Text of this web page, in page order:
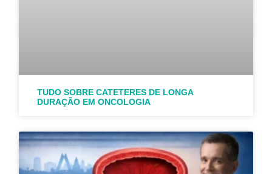
TUDO SOBRE CATETERES DE LONGA
DURAÇÃO EM ONCOLOGIA